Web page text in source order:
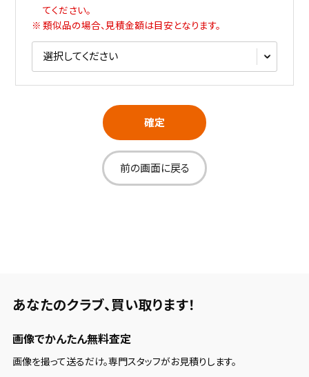
てください。
類似品の場合、⾒積⾦額は⽬安となります。
確定
前の画面に戻る
あなたのクラブ、 買い取ります！
画像でかんたん無料査定
画像を撮って送るだけ。専門スタッフがお見積りします。